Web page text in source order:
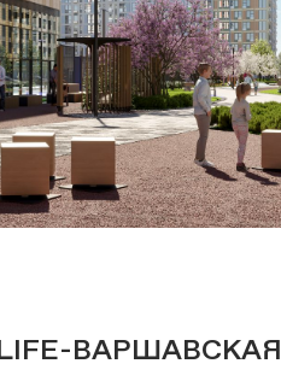
ВАРШАВСКАЯ